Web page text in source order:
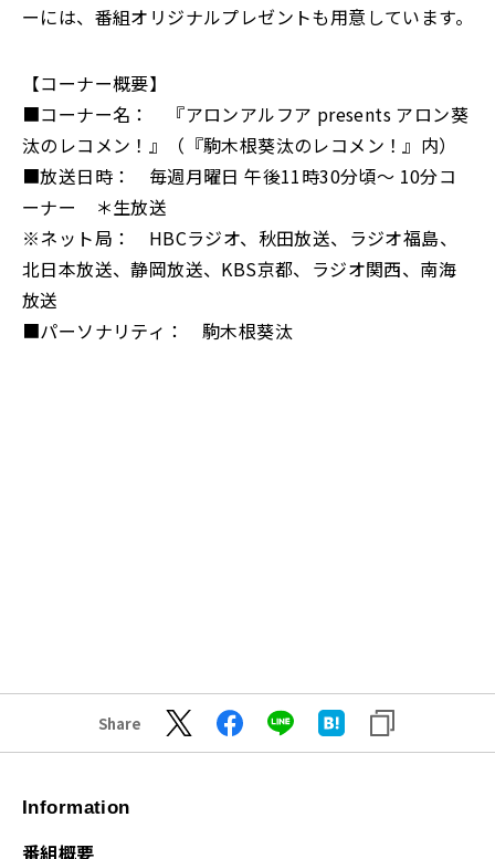
ーには、番組オリジナルプレゼントも用意しています。
【コーナー概要】
■コーナー名： 『アロンアルフア presents アロン葵
汰のレコメン！』（『駒木根葵汰のレコメン！』内）
■放送日時： 毎週月曜日 午後11時30分頃～ 10分コ
ーナー ＊生放送
※ネット局： HBCラジオ、秋田放送、ラジオ福島、
北日本放送、静岡放送、KBS京都、ラジオ関西、南海
放送
■パーソナリティ： 駒木根葵汰
Share
Information
番組概要